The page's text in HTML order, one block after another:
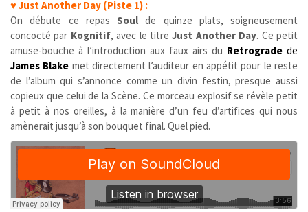
♥Just Another Day (Piste 1) :
On débute ce repas Soul de quinze plats, soigneusement
concocté par Kognitif, avec le titreJust Another Day. Ce petit
amuse-bouche à l’introduction aux faux airs du Retrograde de
James Blake met directement l’auditeur en appétit pour le reste
de l’album qui s’annonce comme un divin festin, presque aussi
copieux que celui de la Scène. Ce morceau explosif se révèle petit
à petit à nos oreilles, à la manière d’un feu d’artifices qui nous
amènerait jusqu’à son bouquet final. Quel pied.